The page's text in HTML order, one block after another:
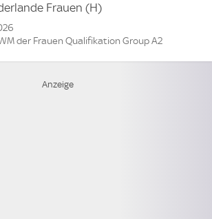
Frauen (H)
der Frauen Qualifikation Group A2